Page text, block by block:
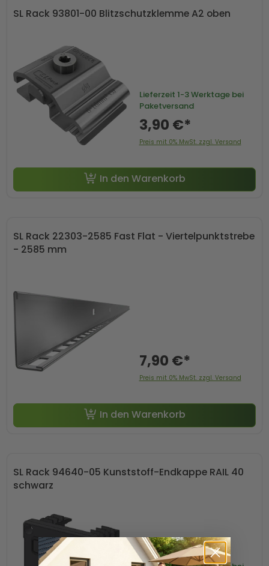
SL Rack 93801-00 Blitzschutzklemme A2 oben
Lieferzeit 1-3 Werktage bei
Paketversand
3,90 €*
Preis mit 0% MwSt. zzgl. Versand
In den Warenkorb
SL Rack 22303-2585 Fast Flat - Viertelpunktstrebe
- 2585 mm
7,90 €*
Preis mit 0% MwSt. zzgl. Versand
In den Warenkorb
SL Rack 94640-05 Kunststoff-Endkappe RAIL 40
schwarz